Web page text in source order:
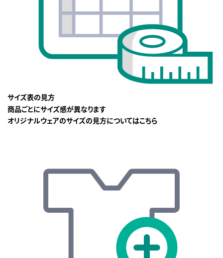
サイズ表の見方
商品ごとにサイズ感が異なります
オリジナルウェアのサイズの見方についてはこちら